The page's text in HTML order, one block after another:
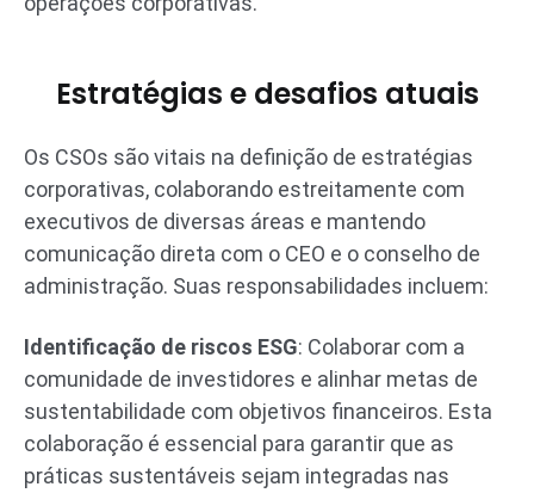
Estratégias e desafios atuais
Os CSOs são vitais na definição de estratégias
corporativas, colaborando estreitamente com
executivos de diversas áreas e mantendo
comunicação direta com o CEO e o conselho de
administração. Suas responsabilidades incluem:
Identificação de riscos ESG: Colaborar com a
comunidade de investidores e alinhar metas de
sustentabilidade com objetivos financeiros. Esta
colaboração é essencial para garantir que as
práticas sustentáveis sejam integradas nas